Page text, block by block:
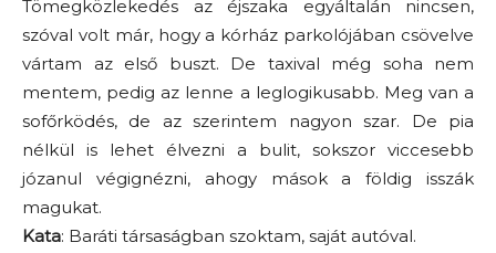
Tömegközlekedés az éjszaka egyáltalán nincsen,
szóval volt már, hogy a kórház parkolójában csövelve
vártam az első buszt. De taxival még soha nem
mentem, pedig az lenne a leglogikusabb. Meg van a
sofőrködés, de az szerintem nagyon szar. De pia
nélkül is lehet élvezni a bulit, sokszor viccesebb
józanul végignézni, ahogy mások a földig isszák
magukat.
Kata: Baráti társaságban szoktam, saját autóval.